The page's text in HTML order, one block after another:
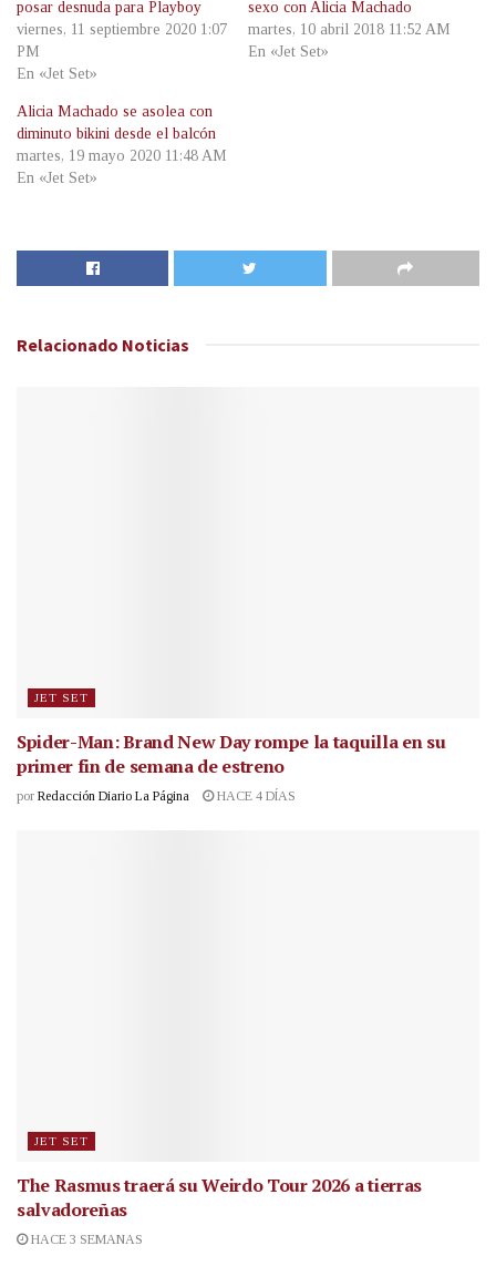
posar desnuda para Playboy
viernes, 11 septiembre 2020 1:07
PM
En «Jet Set»
sexo con Alicia Machado
martes, 10 abril 2018 11:52 AM
En «Jet Set»
Alicia Machado se asolea con
diminuto bikini desde el balcón
martes, 19 mayo 2020 11:48 AM
En «Jet Set»
Relacionado Noticias
JET SET
Spider-Man: Brand New Day rompe la taquilla en su
primer fin de semana de estreno
por Redacción Diario La Página HACE 4 DÍAS
JET SET
The Rasmus traerá su Weirdo Tour 2026 a tierras
salvadoreñas
HACE 3 SEMANAS